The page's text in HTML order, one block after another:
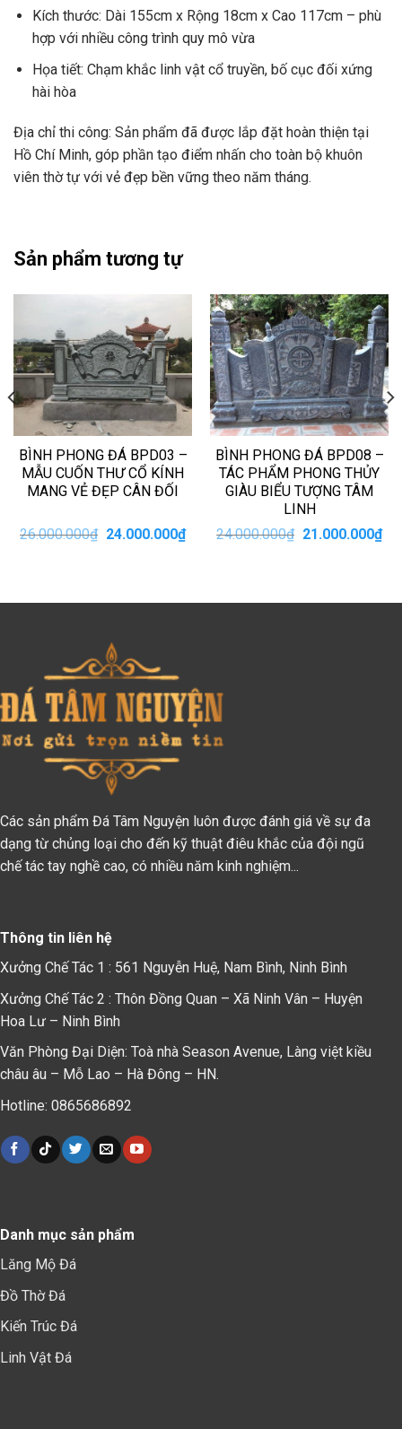
Kích thước: Dài 155cm x Rộng 18cm x Cao 117cm – phù
hợp với nhiều công trình quy mô vừa
Họa tiết: Chạm khắc linh vật cổ truyền, bố cục đối xứng
hài hòa
Địa chỉ thi công: Sản phẩm đã được lắp đặt hoàn thiện tại
Hồ Chí Minh, góp phần tạo điểm nhấn cho toàn bộ khuôn
viên thờ tự với vẻ đẹp bền vững theo năm tháng.
Sản phẩm tương tự
BÌNH PHONG ĐÁ BPD03 –
MẪU CUỐN THƯ CỔ KÍNH
MANG VẺ ĐẸP CÂN ĐỐI
26.000.000₫ Giá
24.000.000₫Giá
hiện
BÌNH PHONG ĐÁ BPD08 –
TÁC PHẨM PHONG THỦY
GIÀU BIỂU TƯỢNG TÂM
LINH
24.000.000₫ Giá
21.000.000₫Giá
Các sản phẩm Đá Tâm Nguyện luôn được đánh giá về sự đa
dạng từ chủng loại cho đến kỹ thuật điêu khắc của đội ngũ
chế tác tay nghề cao, có nhiều năm kinh nghiệm...
Thông tin liên hệ
Xưởng Chế Tác 1 : 561 Nguyễn Huệ, Nam Bình, Ninh Bình
Xưởng Chế Tác 2 : Thôn Đồng Quan – Xã Ninh Vân – Huyện
Hoa Lư – Ninh Bình
Văn Phòng Đại Diện: Toà nhà Season Avenue, Làng việt kiều
châu âu – Mỗ Lao – Hà Đông – HN.
Hotline: 0865686892
Danh mục sản phẩm
Lăng Mộ Đá
Đồ Thờ Đá
Kiến Trúc Đá
Linh Vật Đá